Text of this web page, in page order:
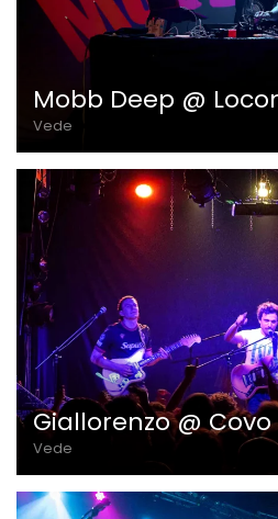
Mobb Deep @
Vede
Giallorenzo @
Vede